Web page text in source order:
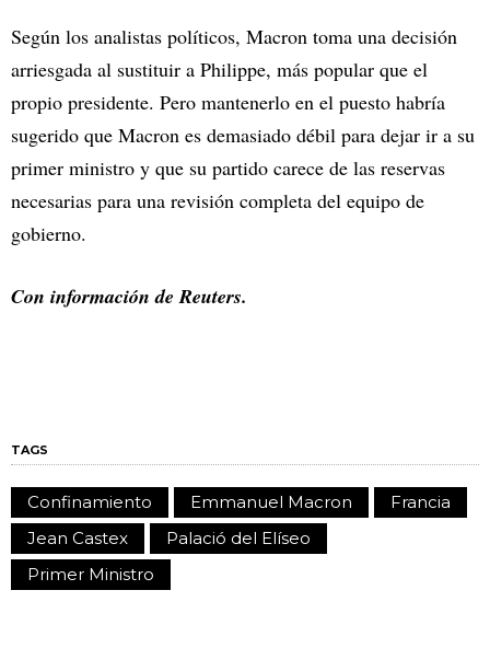
Según los analistas políticos, Macron toma una decisión
arriesgada al sustituir a Philippe, más popular que el
propio presidente. Pero mantenerlo en el puesto habría
sugerido que Macron es demasiado débil para dejar ir a su
primer ministro y que su partido carece de las reservas
necesarias para una revisión completa del equipo de
gobierno.
Con información de Reuters.
TAGS
Confinamiento Emmanuel Macron
Francia
Jean Castex
Palació del Elíseo
Primer Ministro